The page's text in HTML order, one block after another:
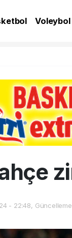
Voleybol
- 22:48,